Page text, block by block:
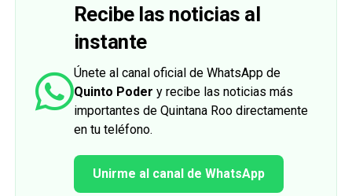
Recibe las noticias al
instante
Únete al canal oficial de WhatsApp de
Quinto Poder y recibe las noticias más
importantes de Quintana Roo directamente
en tu teléfono.
Unirme al canal de WhatsApp